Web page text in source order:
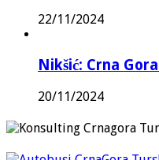
22/11/2024
Nikšić: Crna
20/11/2024